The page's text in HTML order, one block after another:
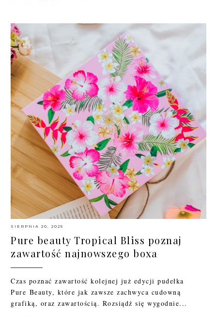
SIERPNIA 20, 2025
Pure beauty Tropical Bliss poznaj
zawartość najnowszego boxa
Czas poznać zawartość kolejnej już edycji pudełka
Pure Beauty, które jak zawsze zachwyca cudowną
grafiką, oraz zawartością. Rozsiądź się wygodnie...